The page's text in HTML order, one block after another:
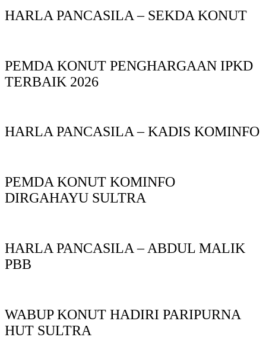
HARLA PANCASILA – SEKDA KONUT
PEMDA KONUT PENGHARGAAN IPKD
TERBAIK 2026
HARLA PANCASILA – KADIS KOMINFO
PEMDA KONUT KOMINFO
DIRGAHAYU SULTRA
HARLA PANCASILA – ABDUL MALIK
PBB
WABUP KONUT HADIRI PARIPURNA
HUT SULTRA